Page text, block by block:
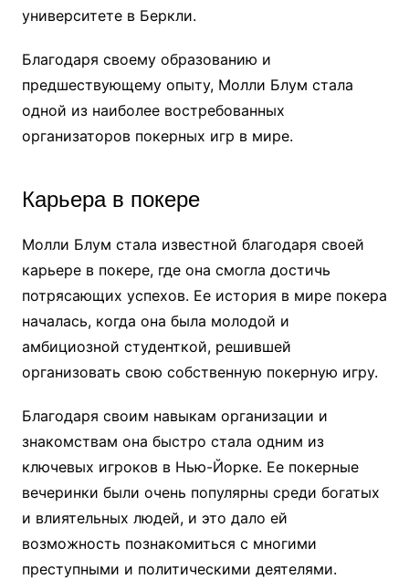
университете в Беркли.
Благодаря своему образованию и
предшествующему опыту, Молли Блум стала
одной из наиболее востребованных
организаторов покерных игр в мире.
Карьера в покере
Молли Блум стала известной благодаря своей
карьере в покере, где она смогла достичь
потрясающих успехов. Ее история в мире покера
началась, когда она была молодой и
амбициозной студенткой, решившей
организовать свою собственную покерную игру.
Благодаря своим навыкам организации и
знакомствам она быстро стала одним из
ключевых игроков в Нью-Йорке. Ее покерные
вечеринки были очень популярны среди богатых
и влиятельных людей, и это дало ей
возможность познакомиться с многими
преступными и политическими деятелями.